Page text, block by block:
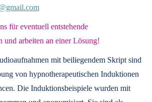
für eventuell entstehende
und arbeiten an einer Lösung!
mit beiliegendem Skript sind
von hypnotherapeutischen Induktionen
Die Induktionsbeispiele wurden mit